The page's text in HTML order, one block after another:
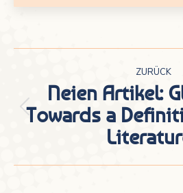
ZURÜCK
Neien Artikel:
Towards a